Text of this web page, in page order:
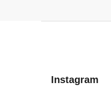
Instagram